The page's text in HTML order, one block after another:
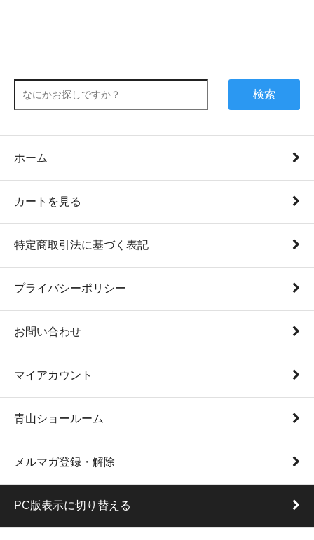
検索
ホーム
カートを見る
特定商取引法に基づく表記
プライバシーポリシー
お問い合わせ
マイアカウント
青山ショールーム
メルマガ登録・解除
PC版表示に切り替える